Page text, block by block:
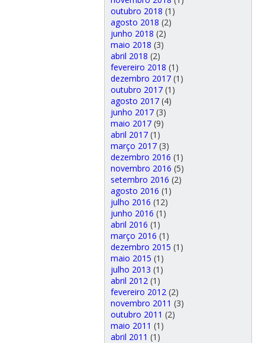
outubro 2018 (1)
agosto 2018 (2)
junho 2018 (2)
maio 2018 (3)
abril 2018 (2)
fevereiro 2018 (1)
dezembro 2017(1)
outubro 2017(1)
agosto 2017(4)
junho 2017(3)
maio 2017(9)
abril 2017(1)
março 2017(3)
dezembro 2016 (1)
novembro 2016 (5)
setembro 2016 (2)
agosto 2016 (1)
julho 2016 (12)
junho 2016 (1)
abril 2016 (1)
março 2016 (1)
dezembro 2015 (1)
maio 2015 (1)
julho 2013 (1)
abril 2012 (1)
fevereiro 2012 (2)
novembro 2011 (3)
outubro 2011 (2)
maio 2011 (1)
abril 2011 (1)